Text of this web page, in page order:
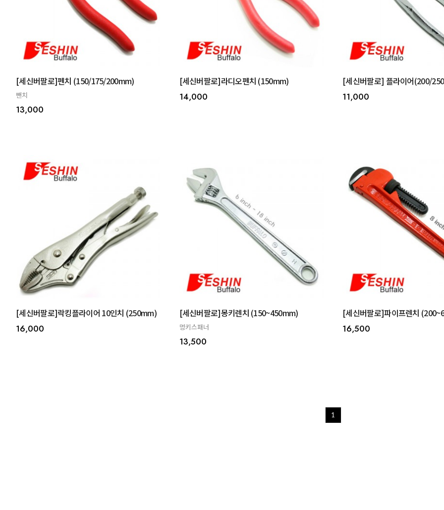
[세신버팔로]펜치 (150/175/200mm)
뺀치
13,000
[세신버팔로]라디오펜치 (150mm)
14,000
[세신버팔로] 플라이어(200/
11,000
[세신버팔로]락킹플라이어 10인치 (250mm)
16,000
[세신버팔로]몽키렌치 (150~450mm)
멍키스패너
13,500
[세신버팔로]파이프렌치
16,500
1